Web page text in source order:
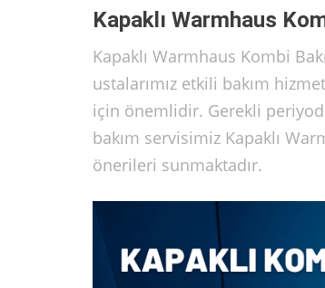
Kapaklı Warmhaus
Kapaklı Warmhaus Kombi
ustalarımız etkili bakım
için önemlidir. Gerekli
bakım servisimiz Kapaklı
önerileri sunmaktadır.